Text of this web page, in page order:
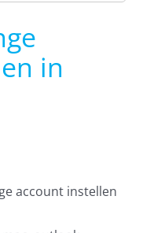
in
account instellen